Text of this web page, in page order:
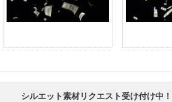
シルエット素材リクエスト受け付け中！